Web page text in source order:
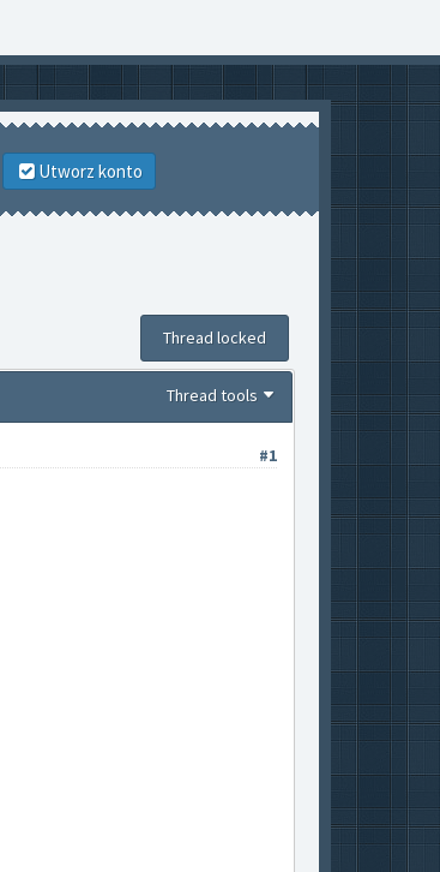
Utworz konto
Thread locked
Thread tools
#1